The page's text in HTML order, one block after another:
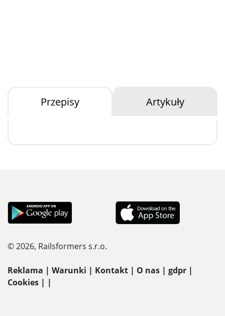
Przepisy Artykuły
© 2026, Railsformers s.r.o.
Reklama | Warunki | Kontakt | O nas | gdpr |
Cookies | |